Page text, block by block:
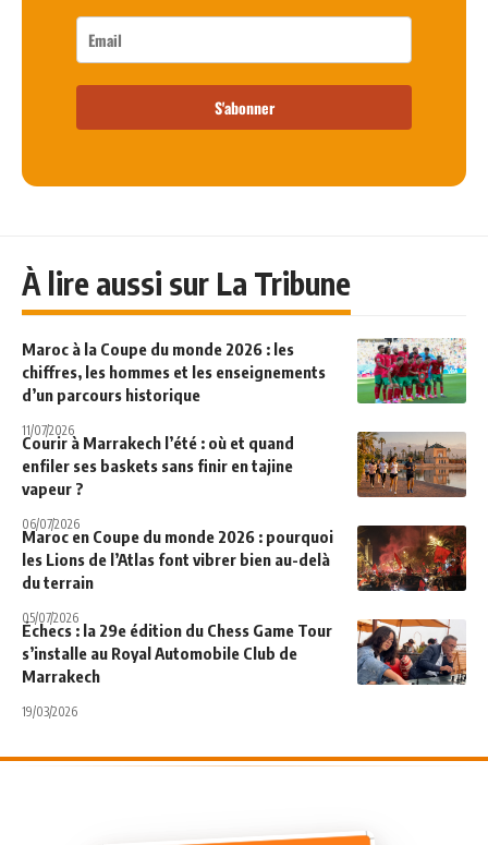
S'abonner
À lire aussi sur La Tribune
Maroc à la Coupe du monde 2026 : les
chiffres, les hommes et les enseignements
d’un parcours historique
11/07/2026
Courir à Marrakech l’été : où et quand
enfiler ses baskets sans finir en tajine
vapeur ?
06/07/2026
Maroc en Coupe du monde 2026 : pourquoi
les Lions de l’Atlas font vibrer bien au-delà
du terrain
05/07/2026
Échecs : la 29e édition du Chess Game Tour
s’installe au Royal Automobile Club de
Marrakech
19/03/2026